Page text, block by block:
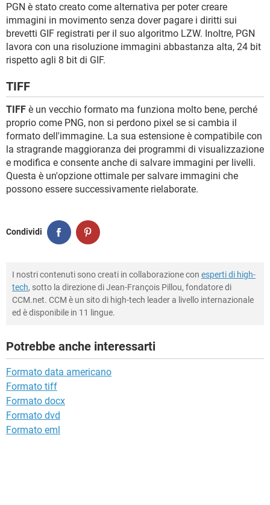
PGN è stato creato come alternativa per poter creare
immagini in movimento senza dover pagare i diritti sui
brevetti GIF registrati per il suo algoritmo LZW. Inoltre, PGN
lavora con una risoluzione immagini abbastanza alta, 24 bit
rispetto agli 8 bit di GIF.
TIFF
TIFF è un vecchio formato ma funziona molto bene, perché
proprio come PNG, non si perdono pixel se si cambia il
formato dell'immagine. La sua estensione è compatibile con
la stragrande maggioranza dei programmi di visualizzazione
e modifica e consente anche di salvare immagini per livelli.
Questa è un'opzione ottimale per salvare immagini che
possono essere successivamente rielaborate.
Condividi
I nostri contenuti sono creati in collaborazione con esperti di high-
tech, sotto la direzione di Jean-François Pillou, fondatore di
CCM.net. CCM è un sito di high-tech leader a livello internazionale
ed è disponibile in 11 lingue.
Potrebbe anche interessarti
Formato data americano
Formato tiff
Formato docx
Formato dvd
Formato eml